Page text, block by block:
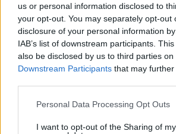
us or personal information disclosed to
your opt-out. You may separately opt-out
disclosure of your personal information
IAB’s list of downstream participants.
also be disclosed by us to third parties on
Downstream Participants that may
Please note that this website/app uses
not limited to your visit or usage
Personal Data Processing Opt Outs
I want to opt-out of the Sharing of my
07.08.2026, 15:58
Η Μαρίνα Βερνίκου έπιασε
λαγοκέφαλο: Δεν υπάρχει κανένας
λόγος να φοβόμαστε ή να
αποφεύγουμε τη θάλασσα, λέει
07.08.2026, 18:13 31